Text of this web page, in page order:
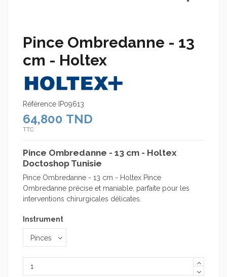
Pince Ombredanne - 13
cm - Holtex
Référence IP09613
64,800 TND
TTC
Pince Ombredanne - 13 cm - Holtex
Doctoshop Tunisie
Pince Ombredanne - 13 cm - Holtex Pince
Ombredanne précise et maniable, parfaite pour les
interventions chirurgicales délicates.
Instrument